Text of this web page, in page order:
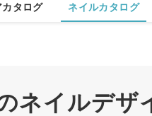
カタログ ネイルカタログ
ネイルデザ